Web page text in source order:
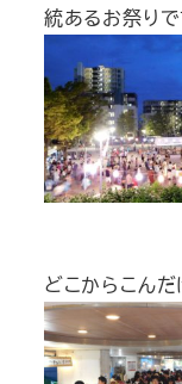
統あるお祭りで
どこからこん